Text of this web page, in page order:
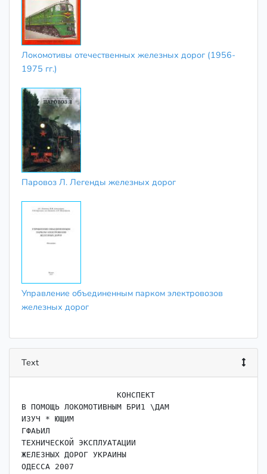
Локомотивы отечественных железных дорог (1956-
1975 гг.)
Паровоз Л. Легенды железных дорог
Управление объединенным парком электровозов
железных дорог
Text
В ПОМОЩЬ ЛОКОМОТИВНЫМ БРИ1 \ДАМ
ИЗУЧ * ЮЩИМ
ГФАЬИЛ
ТЕХНИЧЕСКОЙ ЭКСПЛУАТАЦИИ
ЖЕЛЕЗНЫХ ДОРОГ УКРАИНЫ